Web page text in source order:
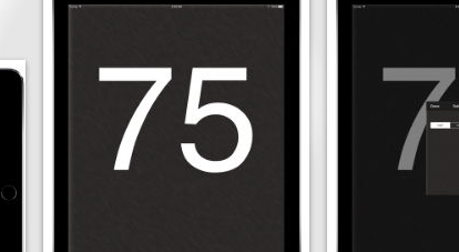
vanaf
op 7 Aug om 13:03.